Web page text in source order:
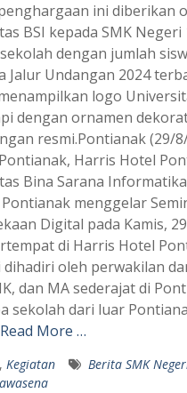
ini diberikan
BSI kepada SMK Negeri
dengan jumlah
Jalur Undangan 2024
logo
dengan ornamen
resmi.Pontianak (29/
Harris Hotel
Bina Sarana Informatika
menggelar
Digital pada Kamis,
di Harris Hotel
dihadiri oleh perwakilan
dan MA sederajat di
sekolah dari luar
Read More …
Kegiatan Berita SMK